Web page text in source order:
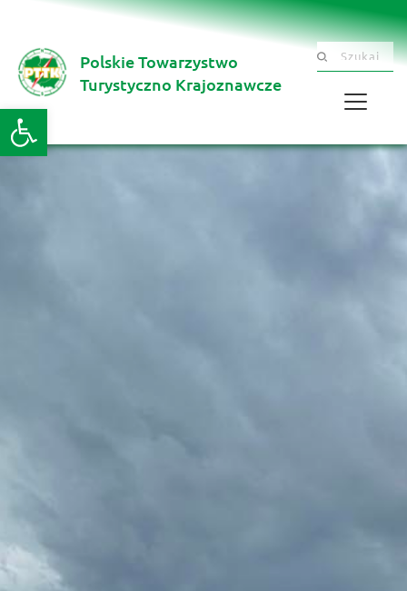
Otwórz pasek narzędzi
Polskie Towarzystwo
Turystyczno Krajoznawcze
Szukaj .......